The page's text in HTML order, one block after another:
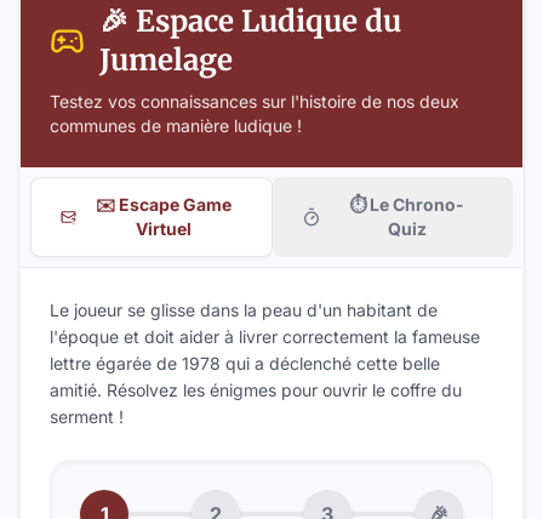
🎉 Espace Ludique du
Jumelage
Testez vos connaissances sur l'histoire de nos deux
communes de manière ludique !
✉️ Escape Game
Virtuel
⏱️ Le Chrono-
Quiz
Le joueur se glisse dans la peau d'un habitant de
l'époque et doit aider à livrer correctement la fameuse
lettre égarée de 1978 qui a déclenché cette belle
amitié. Résolvez les énigmes pour ouvrir le coffre du
serment !
1 2 3 🎉